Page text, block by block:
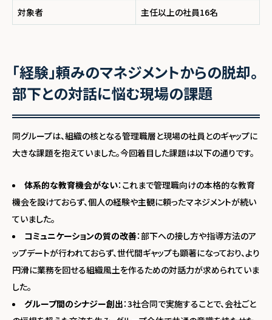
対象者 主任以上の社員16名
「経験」頼みのマネジメントからの脱却。
部下との対話に悩む現場の課題
同グループは、組織の核となる管理職層と現場の社員とのギャップに
大きな課題を抱えていました。今回着目した課題は以下の通りです。
体系的な教育機会がない：これまで管理職向けの本格的な教育
機会を設けておらず、個人の経験や主観に頼ったマネジメントが続い
ていました。
コミュニケーションの質の改善：部下への接し方や指導方法のア
ップデートが行われておらず、世代間ギャップも顕著になっており、より
円滑に業務を回せる組織風土を作るための対話力が求められていま
した。
グループ間のシナジー創出：3社合同で実施することで、会社ごと